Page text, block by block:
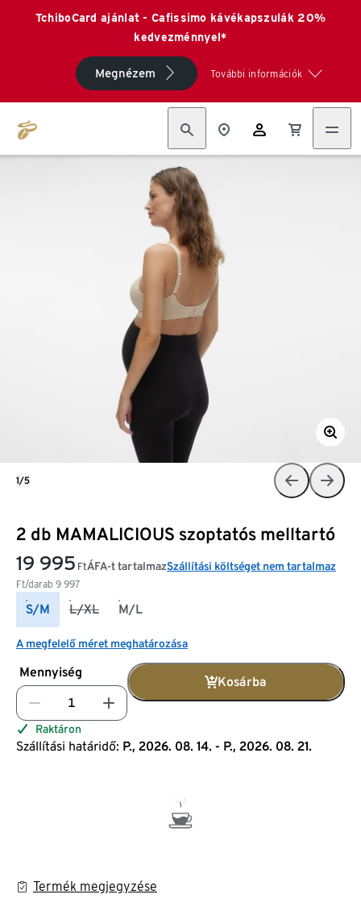
TchiboCard ajánlat - Cafissimo kávékapszulák 20%
kedvezménnyel*
Megnézem További információk
2 db MAMALICIOUS szoptatós melltartó
19 995 Ft
Ft/darab 9 997
ÁFA-t tartalmazSzállítási költséget nem tartalmaz
S/M L/XL M/L
A megfelelő méret meghatározása
Mennyiség
Kosárba
Raktáron
Szállítási határidő: P., 2026. 08. 14. - P., 2026. 08. 21.
Termék megjegyzése
1/5